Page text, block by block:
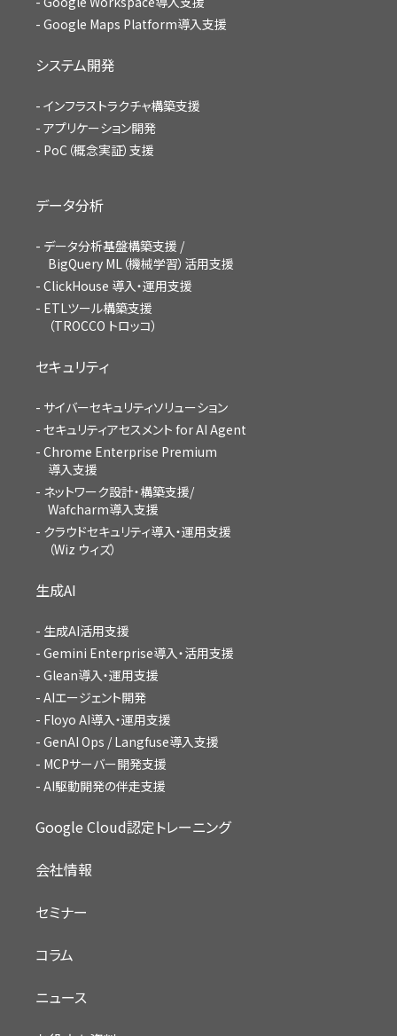
Google Maps Platform導入支援
システム開発
インフラストラクチャ構築支援
アプリケーション開発
PoC（概念実証）支援
データ分析
データ分析基盤構築支援 /
BigQuery ML（機械学習）活用支援
ClickHouse 導入・運用支援
ETLツール構築支援
（TROCCO トロッコ）
セキュリティ
サイバーセキュリティソリューション
セキュリティアセスメント for AI Agent
Chrome Enterprise Premium
導入支援
ネットワーク設計・構築支援/
Wafcharm導入支援
クラウドセキュリティ導入・運用支援
（Wiz ウィズ）
生成AI
生成AI活用支援
Gemini Enterprise導入・活用支援
Glean導入・運用支援
AIエージェント開発
Floyo AI導入・運用支援
GenAI Ops / Langfuse導入支援
MCPサーバー開発支援
AI駆動開発の伴走支援
Google Cloud認定トレーニング
会社情報
セミナー
コラム
ニュース